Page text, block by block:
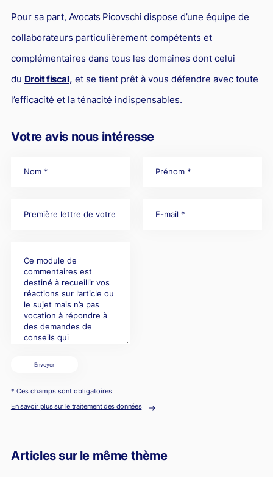
Pour sa part, Avocats Picovschi dispose d’une équipe de
collaborateurs particulièrement compétents et
complémentaires dans tous les domaines dont celui
du Droit fiscal, et se tient prêt à vous défendre avec toute
l’efficacité et la ténacité indispensables.
Votre avis nous intéresse
Envoyer
* Ces champs sont obligatoires
En savoir plus sur le traitement des données
Articles sur le même thème